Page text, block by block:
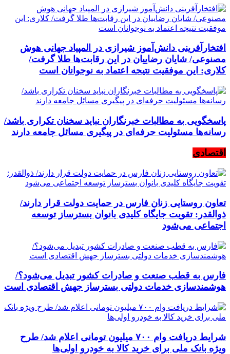
افتخارآفرینی دانش‌آموز شیرازی در المپیاد جهانی هوش
مصنوعی/ شایان رضاییان در این رقابت‌ها طلا گرفت/
کلاری: این موفقیت نتیجه اعتماد به نوجوانان است
پاسخگویی به مطالبات خبرنگاران نباید سخنان تکراری باشد/
رسانه‌ها مسئولیت حرفه‌ای در پیگیری مسائل جامعه دارند
اقتصادی
تعاون روستایی زنان فارس در حمایت دولت قرار دارند/
ذوالقدر: تقویت جایگاه کلیدی بانوان بسترساز توسعه
اجتماعی می‌شود
فارس به قطب صنعت و صادرات کشور تبدیل می‌شود؟/
هوشمندسازی خدمات دولتی بسترساز جهش اقتصادی است
شرایط دریافت وام ۷۰۰ میلیون تومانی اعلام شد/ طرح
ویژه بانک ملی برای خرید کالا به خودرو اولی‌ها